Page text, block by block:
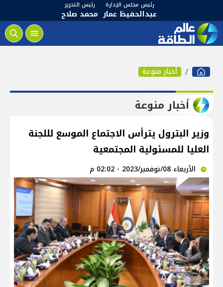
رئيس مجلس الإدارة
عبدالحفيظ عمار
رئيس التحرير
محمد صلاح
أخبار منوعة
أخبار منوعة
وزير البترول يترأس الاجتماع الموسع لللجنة
العليا للمسئولية المجتمعية
الأربعاء 08/نوفمبر/2023 - 02:02 م